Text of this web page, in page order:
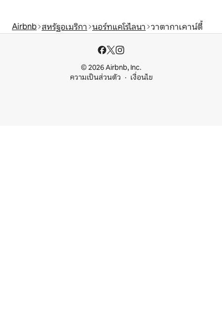
Airbnb สหรัฐอเมริกา นอร์ทแคโรไลนา วาตากาเคาน์ตี้
© 2026 Airbnb, Inc.
ความเป็นส่วนตัว
เงื่อนไข